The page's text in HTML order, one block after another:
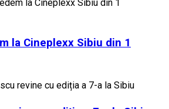
la Cineplexx Sibiu din 1